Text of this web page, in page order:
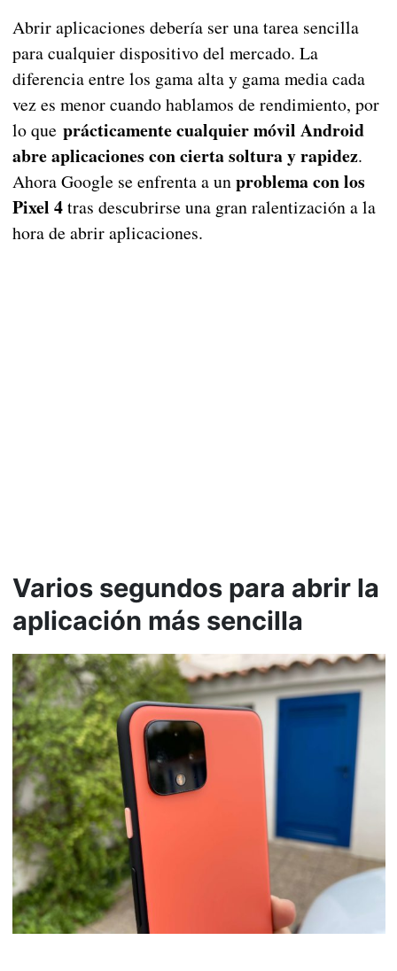
Abrir aplicaciones debería ser una tarea sencilla
para cualquier dispositivo del mercado. La
diferencia entre los gama alta y gama media cada
vez es menor cuando hablamos de rendimiento, por
lo que prácticamente cualquier móvil Android
abre aplicaciones con cierta soltura y rapidez.
Ahora Google se enfrenta a unproblema con los
Pixel 4tras descubrirse una gran ralentización a la
hora de abrir aplicaciones.
Varios segundos para abrir la
aplicación más sencilla